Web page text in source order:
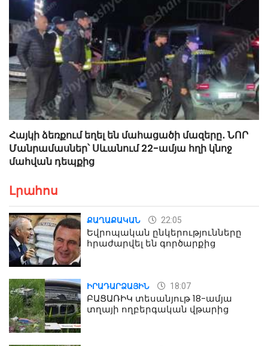
Հայկի ձեռքում եղել են մահացածի մազերը․ ՆՈՐ
Մանրամասներ՝ Սևանում 22-ամյա հղի կնոջ
մահվան դեպքից
Լրահոս
ՔԱՂԱՔԱԿԱՆ 22:05
Եվրոպական ընկերությունները
հրաժարվել են գործարքից
ԻՐԱԴԱՐՁԱՅԻՆ 18:07
ԲԱՑԱՌԻԿ տեսանյութ 18-ամյա
տղայի ողբերգական վթարից